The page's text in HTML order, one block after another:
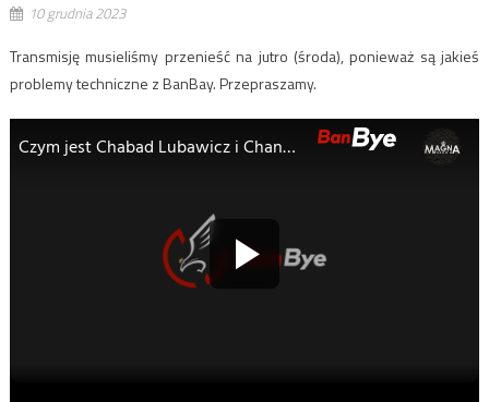
10 grudnia 2023
Transmisję musieliśmy przenieść na jutro (środa), ponieważ są jakieś
problemy techniczne z BanBay. Przepraszamy.